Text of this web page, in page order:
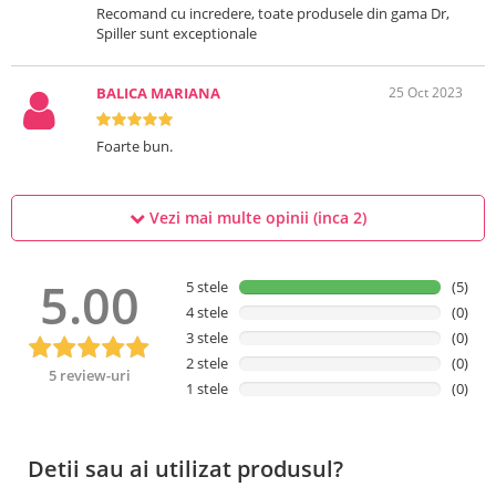
Recomand cu incredere, toate produsele din gama Dr,
Spiller sunt exceptionale
BALICA MARIANA 25 Oct 2023
Foarte bun.
Vezi mai multe opinii (inca 2)
5.00
5 review-uri
5 stele
(5)
4 stele
(0)
3 stele
(0)
2 stele
(0)
1 stele
(0)
Detii sau ai utilizat produsul?